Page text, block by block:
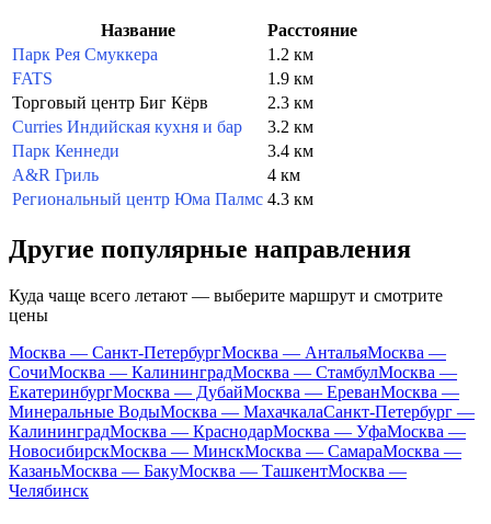
Название
Расстояние
Парк Рея Смуккера
1.2 км
FATS
1.9 км
Торговый центр Биг Кёрв
2.3 км
Curries Индийская кухня и бар
3.2 км
Парк Кеннеди
3.4 км
A&R Гриль
4 км
Региональный центр Юма Палмс 4.3 км
Другие популярные направления
Куда чаще всего летают — выберите маршрут и смотрите
цены
Москва — Санкт-ПетербургМосква — АнтальяМосква —
СочиМосква — КалининградМосква — СтамбулМосква —
ЕкатеринбургМосква — ДубайМосква — ЕреванМосква —
Минеральные ВодыМосква — МахачкалаСанкт-Петербург —
КалининградМосква — КраснодарМосква — УфаМосква —
НовосибирскМосква — МинскМосква — СамараМосква —
КазаньМосква — БакуМосква — ТашкентМосква —
Челябинск